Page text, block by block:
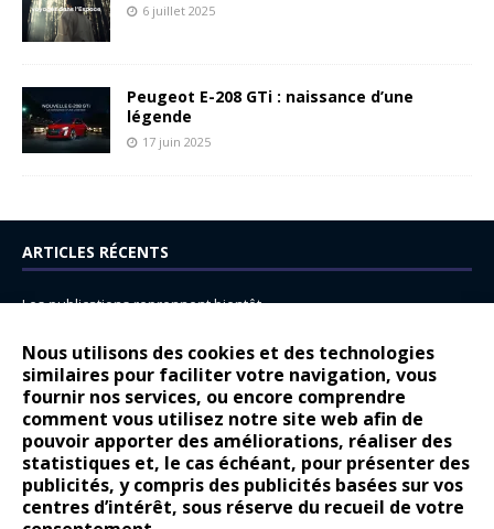
Nous utilisons des cookies et des technologies
similaires pour faciliter votre navigation, vous
fournir nos services, ou encore comprendre
comment vous utilisez notre site web afin de
pouvoir apporter des améliorations, réaliser des
statistiques et, le cas échéant, pour présenter des
publicités, y compris des publicités basées sur vos
centres d’intérêt, sous réserve du recueil de votre
6 juillet 2025
Peugeot E-208 GTi : naissance d’une
légende
17 juin 2025
ARTICLES RÉCENTS
Les publications reprennent bientôt…
14 juillet : nouveau film de marque pour Citroën
Renault Espace : voyage, voyage…
Peugeot E-208 GTi : naissance d’une légende
COMMENTAIRES RÉCENTS